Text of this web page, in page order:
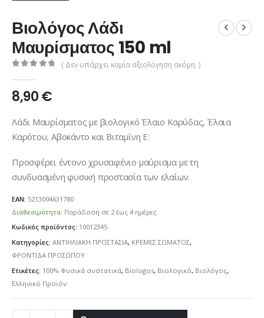
Βιολόγος Λάδι
Μαυρίσματος 150 ml
( Δεν υπάρχει καμία αξιολόγηση ακόμη. )
8,90€
Λάδι Μαυρίσματος με βιολογικό Έλαιο Καρύδας, Έλαια
Καρότου, Αβοκάντο και Βιταμίνη Ε:
Προσφέρει έντονο χρυσαφένιο μαύρισμα με τη
συνδυασμένη φυσική προστασία των ελαίων.
EAN: 5213004631780
Διαθεσιμότητα: Παράδοση σε 2 έως 4 ημέρες
Κωδικός προϊόντος: 10012345
Κατηγορίες: ΑΝΤΙΗΛΙΑΚΗ ΠΡΟΣΤΑΣΙΑ, ΚΡΕΜΕΣ ΣΩΜΑΤΟΣ,
ΦΡΟΝΤΙΔΑ ΠΡΟΣΩΠΟΥ
Ετικέτες: 100% Φυσικά συστατικά, Biologos, Βιολογικό, Βιολόγος,
Ελληνικό Προϊόν